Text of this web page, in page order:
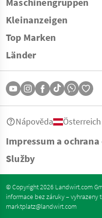
Kleinanzeigen
Top Marken
Länder
Impressum a
Služby
Nápověda Österreich
© Copyright 2026 Landwirt.com
informace bez záruky – vyhrazeny
marktplatz@landwirt.com